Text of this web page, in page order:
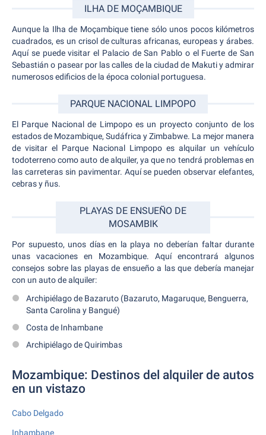
ILHA DE MOÇAMBIQUE
Aunque la Ilha de Moçambique tiene sólo unos pocos kilómetros
cuadrados, es un crisol de culturas africanas, europeas y árabes.
Aquí se puede visitar el Palacio de San Pablo o el Fuerte de San
Sebastián o pasear por las calles de la ciudad de Makuti y admirar
numerosos edificios de la época colonial portuguesa.
PARQUE NACIONAL LIMPOPO
El Parque Nacional de Limpopo es un proyecto conjunto de los
estados de Mozambique, Sudáfrica y Zimbabwe. La mejor manera
de visitar el Parque Nacional Limpopo es alquilar un vehículo
todoterreno como auto de alquiler, ya que no tendrá problemas en
las carreteras sin pavimentar. Aquí se pueden observar elefantes,
cebras y ñus.
PLAYAS DE ENSUEÑO DE
MOSAMBIK
Por supuesto, unos días en la playa no deberían faltar durante
unas vacaciones en Mozambique. Aquí encontrará algunos
consejos sobre las playas de ensueño a las que debería manejar
con un auto de alquiler:
Archipiélago de Bazaruto (Bazaruto, Magaruque, Benguerra,
Santa Carolina y Bangué)
Costa de Inhambane
Archipiélago de Quirimbas
Mozambique: Destinos del alquiler de autos
en un vistazo
Cabo Delgado
Inhambane